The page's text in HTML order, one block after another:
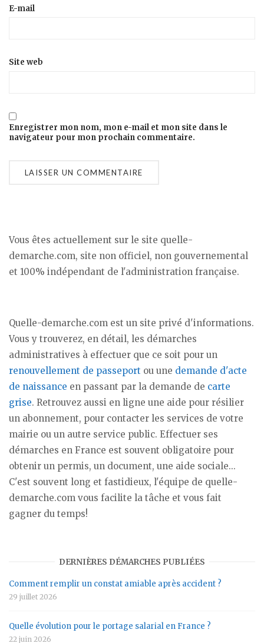
E-mail
Site web
Enregistrer mon nom, mon e-mail et mon site dans le
navigateur pour mon prochain commentaire.
Vous êtes actuellement sur le site quelle-
demarche.com, site non officiel, non gouvernemental
et 100% indépendant de l'administration française.
Quelle-demarche.com est un site privé d'informations.
Vous y trouverez, en détail, les démarches
administratives à effectuer que ce soit pour un
renouvellement de passeport ou une demande d'acte
de naissance en passant par la demande de carte
grise. Retrouvez aussi en ligne une aide pour résilier
un abonnement, pour contacter les services de votre
mairie ou un autre service public. Effectuer ses
démarches en France est souvent obligatoire pour
obtenir un permis, un document, une aide sociale...
C'est souvent long et fastidieux, l'équipe de quelle-
demarche.com vous facilite la tâche et vous fait
gagner du temps!
DERNIÈRES DÉMARCHES PUBLIÉES
Comment remplir un constat amiable après accident ?
29 juillet 2026
Quelle évolution pour le portage salarial en France ?
22 juin 2026